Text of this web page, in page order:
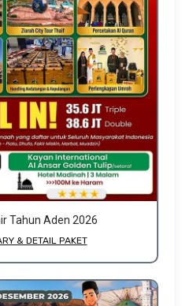
Tahun Aden 2026
& DETAIL PAKET